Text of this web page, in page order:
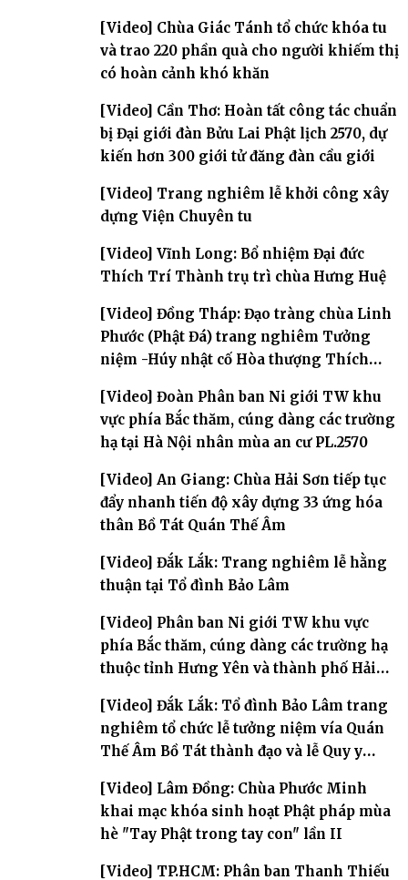
[Video] Chùa Giác Tánh tổ chức khóa tu
và trao 220 phần quà cho người khiếm thị
có hoàn cảnh khó khăn
[Video] Cần Thơ: Hoàn tất công tác chuẩn
bị Đại giới đàn Bửu Lai Phật lịch 2570, dự
kiến hơn 300 giới tử đăng đàn cầu giới
[Video] Trang nghiêm lễ khởi công xây
dựng Viện Chuyên tu
[Video] Vĩnh Long: Bổ nhiệm Đại đức
Thích Trí Thành trụ trì chùa Hưng Huệ
[Video] Đồng Tháp: Đạo tràng chùa Linh
Phước (Phật Đá) trang nghiêm Tưởng
niệm -Húy nhật cố Hòa thượng Thích
[Video] Đoàn Phân ban Ni giới TW khu
vực phía Bắc thăm, cúng dàng các trường
hạ tại Hà Nội nhân mùa an cư PL.2570
[Video] An Giang: Chùa Hải Sơn tiếp tục
đẩy nhanh tiến độ xây dựng 33 ứng hóa
thân Bồ Tát Quán Thế Âm
[Video] Đắk Lắk: Trang nghiêm lễ hằng
thuận tại Tổ đình Bảo Lâm
[Video] Phân ban Ni giới TW khu vực
phía Bắc thăm, cúng dàng các trường hạ
thuộc tỉnh Hưng Yên và thành phố Hải
[Video] Đắk Lắk: Tổ đình Bảo Lâm trang
nghiêm tổ chức lễ tưởng niệm vía Quán
Thế Âm Bồ Tát thành đạo và lễ Quy y
[Video] Lâm Đồng: Chùa Phước Minh
khai mạc khóa sinh hoạt Phật pháp mùa
hè "Tay Phật trong tay con" lần II
[Video] TP.HCM: Phân ban Thanh Thiếu